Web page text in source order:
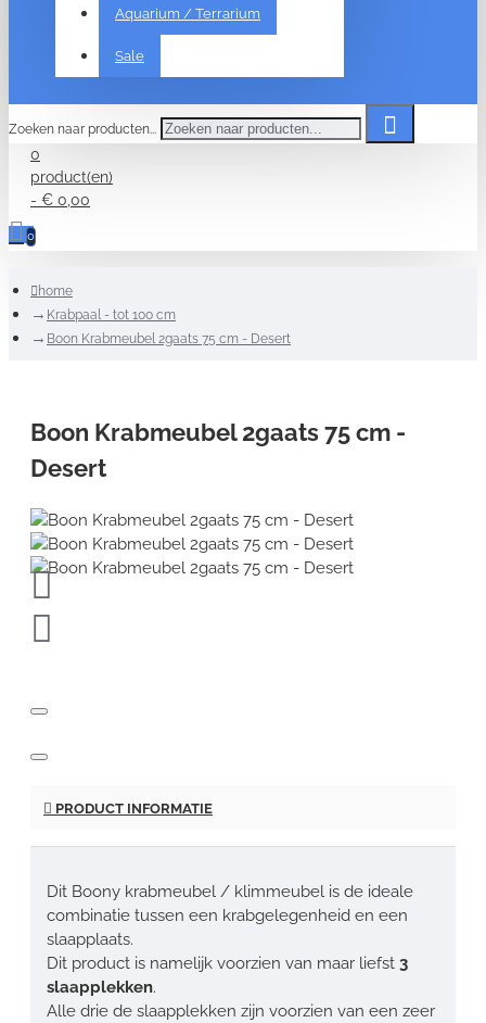
Aquarium / Terrarium
Sale
Zoeken naar producten...
0
product(en)
- € 0,00
0
home
Krabpaal - tot 100 cm
Boon Krabmeubel 2gaats 75 cm - Desert
Boon Krabmeubel 2gaats 75 cm -
Desert
PRODUCT INFORMATIE
Dit Boony krabmeubel / klimmeubel is de ideale
combinatie tussen een krabgelegenheid en een
slaapplaats.
Dit product is namelijk voorzien van maar liefst 3
slaapplekken.
Alle drie de slaapplekken zijn voorzien van een zeer